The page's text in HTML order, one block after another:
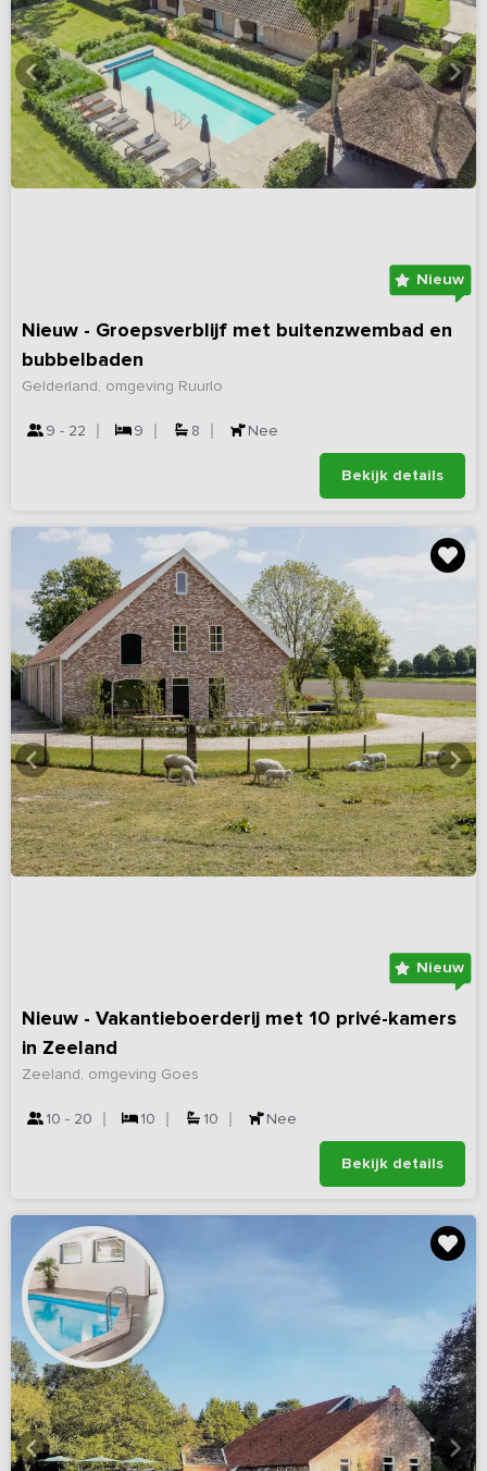
Nieuw
Nieuw - Groepsverblijf met buitenzwembad en
bubbelbaden
Gelderland, omgeving Ruurlo
9 - 22 9 8 Nee
Bekijk details
Nieuw
Nieuw - Vakantieboerderij met 10 privé-kamers
in Zeeland
Zeeland, omgeving Goes
10 - 20 10 10 Nee
Bekijk details